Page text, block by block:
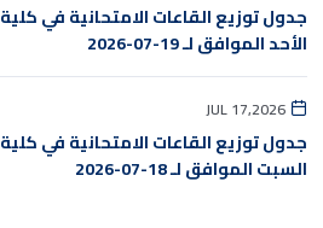
جدول توزيع القاعات الامتحانية في
الأحد الموافق لـ 19-07-2026
JUL 17,2026
جدول توزيع القاعات الامتحانية في
السبت الموافق لـ 18-07-2026